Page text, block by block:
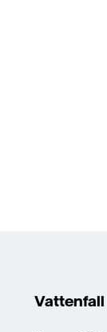
Vattenfall